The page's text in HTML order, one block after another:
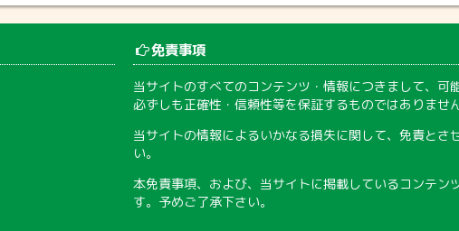
免責事項
当サイトのすべてのコンテンツ・情報につきまして、可
必ずしも正確性・信頼性等を保証するものではありません
当サイトの情報によるいかなる損失に関して、免責と
い。
本免責事項、および、当サイトに掲載しているコンテ
す。予めご了承下さい。